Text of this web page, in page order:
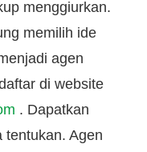
menggiurkan.
memilih ide
agen
di website
. Dapatkan
tentukan. Agen